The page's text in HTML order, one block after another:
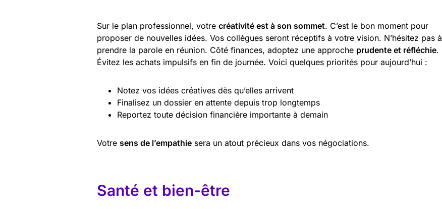
Sur le plan professionnel, votre créativité est à son sommet. C’est le bon moment pour
proposer de nouvelles idées. Vos collègues seront réceptifs à votre vision. N’hésitez pas à
prendre la parole en réunion. Côté finances, adoptez une approche prudente et réfléchie.
Évitez les achats impulsifs en fin de journée. Voici quelques priorités pour aujourd’hui :
Notez vos idées créatives dès qu’elles arrivent
Finalisez un dossier en attente depuis trop longtemps
Reportez toute décision financière importante à demain
Votre sens de l’empathie sera un atout précieux dans vos négociations.
Santé et bien-être